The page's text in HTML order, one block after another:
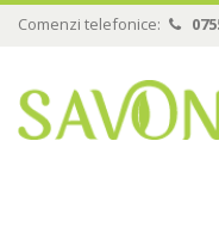
Comenzi telefonice: